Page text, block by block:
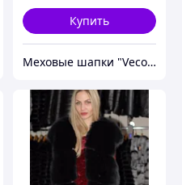
Купить
Меховые шапки "Vecons"